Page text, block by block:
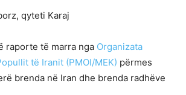
qyteti Karaj
raporte të marra nga Organizata
të Iranit (PMOI/MEK) përmes
brenda në Iran dhe brenda radhëve